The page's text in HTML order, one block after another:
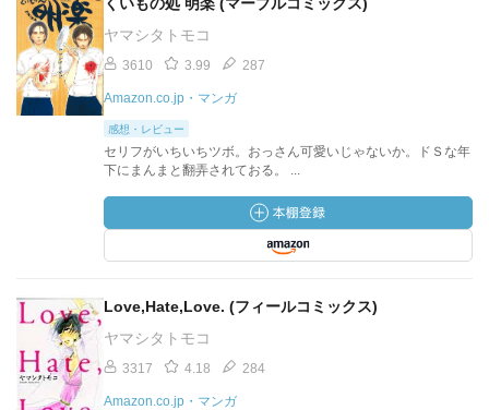
ヤマシタトモコ
3610 3.99 287
Amazon.co.jp・マンガ
感想・レビュー
セリフがいちいちツボ。おっさん可愛いじゃないか。ドＳな年
下にまんまと翻弄されておる。 ...
Love,Hate,Love. (フィールコミックス)
ヤマシタトモコ
3317 4.18 284
Amazon.co.jp・マンガ